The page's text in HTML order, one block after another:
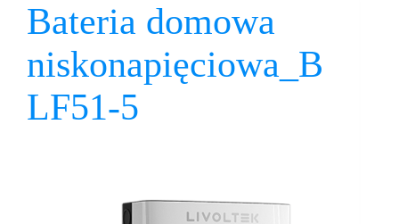
Bateria domowa
niskonapięciowa_B
LF51-5